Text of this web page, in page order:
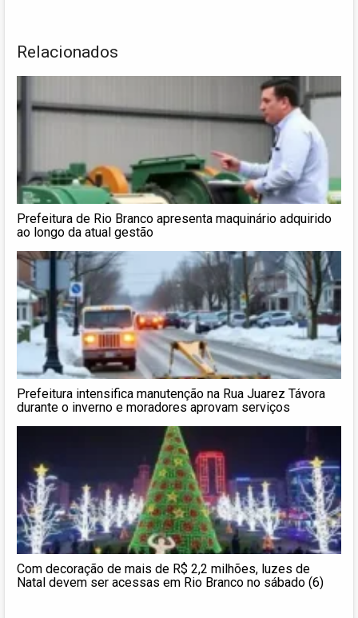
Relacionados
Prefeitura de Rio Branco apresenta maquinário adquirido
ao longo da atual gestão
Prefeitura intensifica manutenção na Rua Juarez Távora
durante o inverno e moradores aprovam serviços
Com decoração de mais de R$ 2,2 milhões, luzes de
Natal devem ser acessas em Rio Branco no sábado (6)